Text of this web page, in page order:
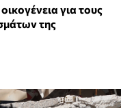
για τους
της